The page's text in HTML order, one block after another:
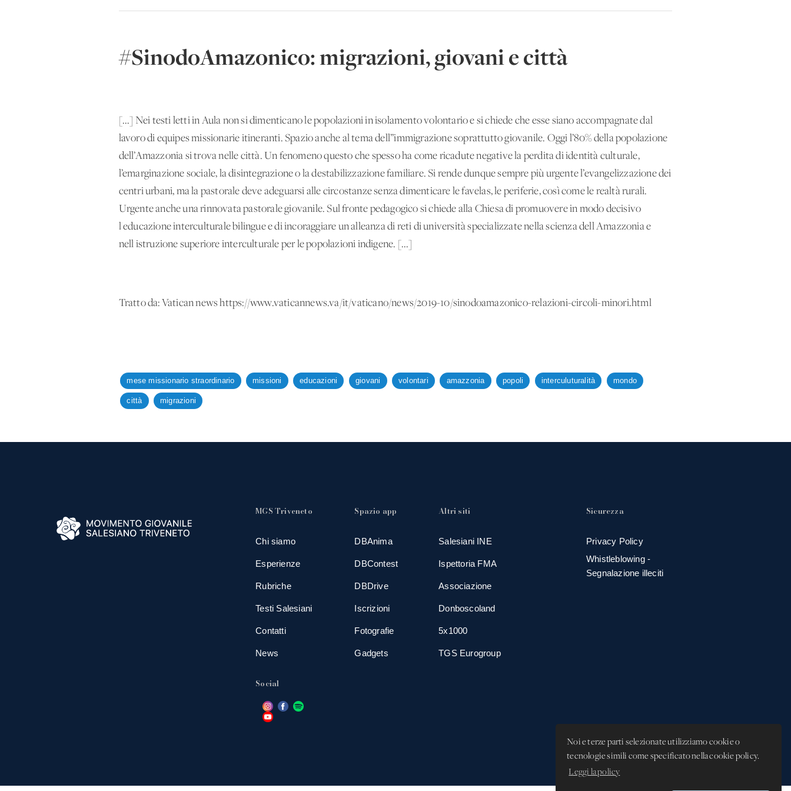
Noi e terze parti selezionate utilizziamo cookie o
tecnologie simili come specificato nella cookie policy.
Leggi la policy
#SinodoAmazonico: migrazioni, giovani e città
[...] Nei testi letti in Aula non si dimenticano le popolazioni in isolamento volontario e si chiede che esse siano accompagnate dal
lavoro di equipes missionarie itineranti. Spazio anche al tema dell’’immigrazione soprattutto giovanile. Oggi l’80% della popolazione
dell’Amazzonia si trova nelle città. Un fenomeno questo che spesso ha come ricadute negative la perdita di identità culturale,
l’emarginazione sociale, la disintegrazione o la destabilizzazione familiare. Si rende dunque sempre più urgente l’evangelizzazione dei
centri urbani, ma la pastorale deve adeguarsi alle circostanze senza dimenticare le favelas, le periferie, così come le realtà rurali.
Urgente anche una rinnovata pastorale giovanile. Sul fronte pedagogico si chiede alla Chiesa di promuovere in modo decisivo
l'educazione interculturale bilingue e di incoraggiare un'alleanza di reti di università specializzate nella scienza dell'Amazzonia e
nell'istruzione superiore interculturale per le popolazioni indigene. [...]
Tratto da: Vatican news https://www.vaticannews.va/it/vaticano/news/2019-10/sinodoamazonico-relazioni-circoli-minori.html
mese missionario straordinario missioni educazioni giovani volontari amazzonia popoli interculuturalità mondo
città migrazioni
MGS Triveneto
Chi siamo
Esperienze
Rubriche
Testi Salesiani
Contatti
News
Social
Spazio app
DBAnima
DBContest
DBDrive
Iscrizioni
Fotografie
Gadgets
Altri siti
Salesiani INE
Ispettoria FMA
Associazione
Donboscoland
5x1000
TGS Eurogroup
Sicurezza
Privacy Policy
Whistleblowing -
Segnalazione illeciti